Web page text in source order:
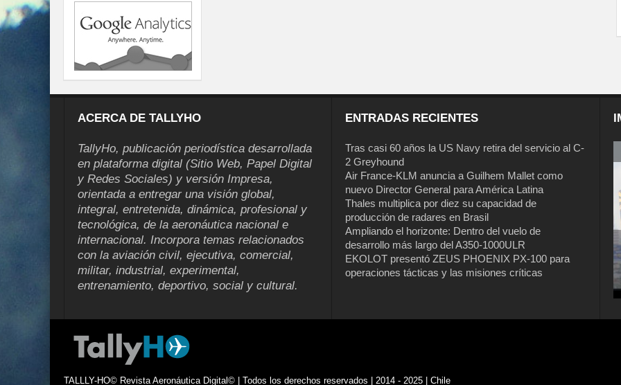
ACERCA DE TALLYHO
TallyHo, publicación periodística desarrollada
en plataforma digital (Sitio Web, Papel Digital
y Redes Sociales) y versión Impresa,
orientada a entregar una visión global,
integral, entretenida, dinámica, profesional y
tecnológica, de la aeronáutica nacional e
internacional. Incorpora temas relacionados
con la aviación civil, ejecutiva, comercial,
militar, industrial, experimental,
entrenamiento, deportivo, social y cultural.
ENTRADAS RECIENTES
Tras casi 60 años la US Navy retira del servicio al C-
2 Greyhound
Air France-KLM anuncia a Guilhem Mallet como
nuevo Director General para América Latina
Thales multiplica por diez su capacidad de
producción de radares en Brasil
Ampliando el horizonte: Dentro del vuelo de
desarrollo más largo del A350-1000ULR
EKOLOT presentó ZEUS PHOENIX PX-100 para
operaciones tácticas y las misiones críticas
Tras casi 60 años la US Navy retira del
servicio al C-2 Greyhound
TALLLY-HO© Revista Aeronáutica Digital© | Todos los derechos reservados | 2014 - 2025 | Chile